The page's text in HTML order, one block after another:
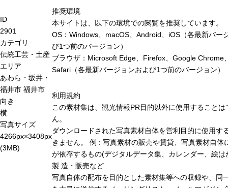
ID
2901
カテゴリ
伝統工芸・土産
エリア
あわら・坂井・
福井市 福井市
向き
横
写真サイズ
4266px×3408px
(3MB)
推奨環境
本サイトは、以下の環境での閲覧を推奨しています。
OS：Windows、macOS、Android、iOS（各最新バー
び1つ前のバージョン）
ブラウザ：Microsoft Edge、Firefox、Google Chrome
Safari（各最新バージョンおよび1つ前のバージョン）
利用規約
この素材集は、観光情報PR目的以外に使用することは
ん。
ダウンロードされた写真素材自体を営利目的に使用す
きません。 例 : 写真素材の販売や賃貸、写真素材自体
が依存するもの(デジタルデータ集、カレンダー、絵は
製 造・販売など
写真自体の配布を目的とした素材集等への収録や、同